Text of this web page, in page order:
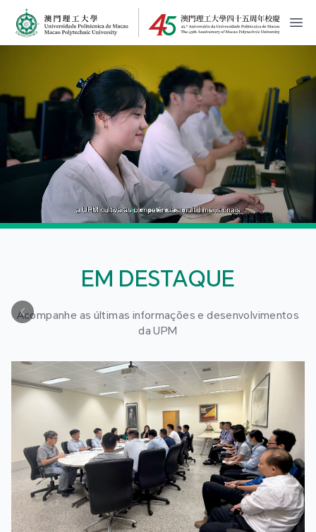
MPU Logo
開
EM DESTAQUE
Acompanhe as últimas informações e desenvolvimentos
da UPM